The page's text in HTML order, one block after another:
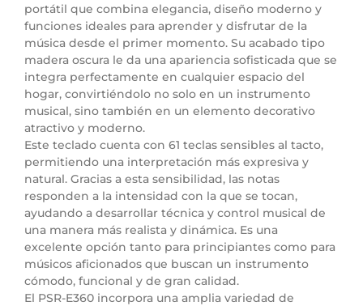
portátil que combina elegancia, diseño moderno y
funciones ideales para aprender y disfrutar de la
música desde el primer momento. Su acabado tipo
madera oscura le da una apariencia sofisticada que se
integra perfectamente en cualquier espacio del
hogar, convirtiéndolo no solo en un instrumento
musical, sino también en un elemento decorativo
atractivo y moderno.
Este teclado cuenta con 61 teclas sensibles al tacto,
permitiendo una interpretación más expresiva y
natural. Gracias a esta sensibilidad, las notas
responden a la intensidad con la que se tocan,
ayudando a desarrollar técnica y control musical de
una manera más realista y dinámica. Es una
excelente opción tanto para principiantes como para
músicos aficionados que buscan un instrumento
cómodo, funcional y de gran calidad.
El PSR-E360 incorpora una amplia variedad de